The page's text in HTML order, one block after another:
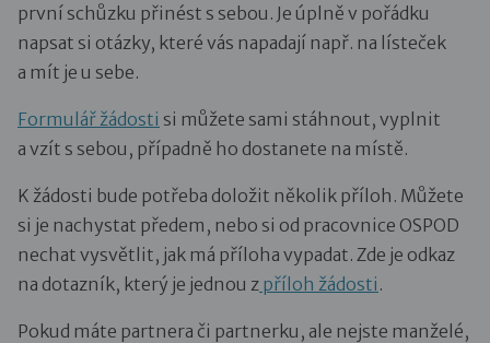
první schůzku přinést s sebou. Je úplně v pořádku
napsat si otázky, které vás napadají např. na lísteček
a mít je u sebe.
Formulář žádosti si můžete sami stáhnout, vyplnit
a vzít s sebou, případně ho dostanete na místě.
K žádosti bude potřeba doložit několik příloh. Můžete
si je nachystat předem, nebo si od pracovnice OSPOD
nechat vysvětlit, jak má příloha vypadat. Zde je odkaz
na dotazník, který je jednou z příloh žádosti .
Pokud máte partnera či partnerku, ale nejste manželé,